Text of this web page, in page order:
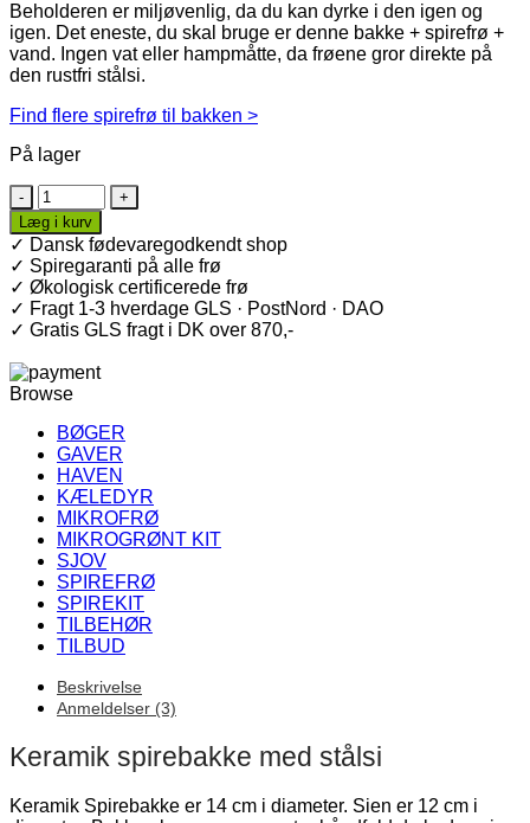
Beholderen er miljøvenlig, da du kan dyrke i den igen og
igen. Det eneste, du skal bruge er denne bakke + spirefrø +
vand. Ingen vat eller hampmåtte, da frøene gror direkte på
den rustfri stålsi.
Find flere spirefrø til bakken >
På lager
Keramik
Spirebakke
12
cm
til
små
eller
geldannende
frø
antal
Læg i kurv
✓ Dansk fødevaregodkendt shop
✓ Spiregaranti på alle frø
✓ Økologisk certificerede frø
✓ Fragt 1-3 hverdage GLS · PostNord · DAO
✓ Gratis GLS fragt i DK over 870,-
Browse
BØGER
GAVER
HAVEN
KÆLEDYR
MIKROFRØ
MIKROGRØNT KIT
SJOV
SPIREFRØ
SPIREKIT
TILBEHØR
TILBUD
Beskrivelse
Anmeldelser (3)
Keramik spirebakke med stålsi
Keramik Spirebakke er 14 cm i diameter. Sien er 12 cm i